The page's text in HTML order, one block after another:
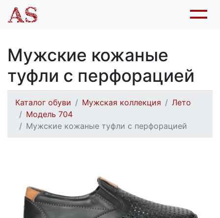
Мужские кожаные
туфли с перфорацией
Каталог обуви Мужская коллекция
Лето
Модель 704
Мужские кожаные туфли с перфорацией